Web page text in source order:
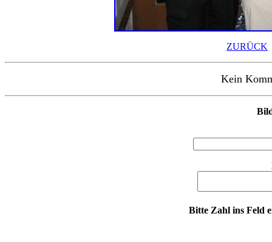
ZURÜCK
Kein
Bitte Zahl ins Feld